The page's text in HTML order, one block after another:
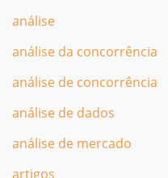
análise
análise da concorrência
análise de concorrência
análise de dados
análise de mercado
artigos